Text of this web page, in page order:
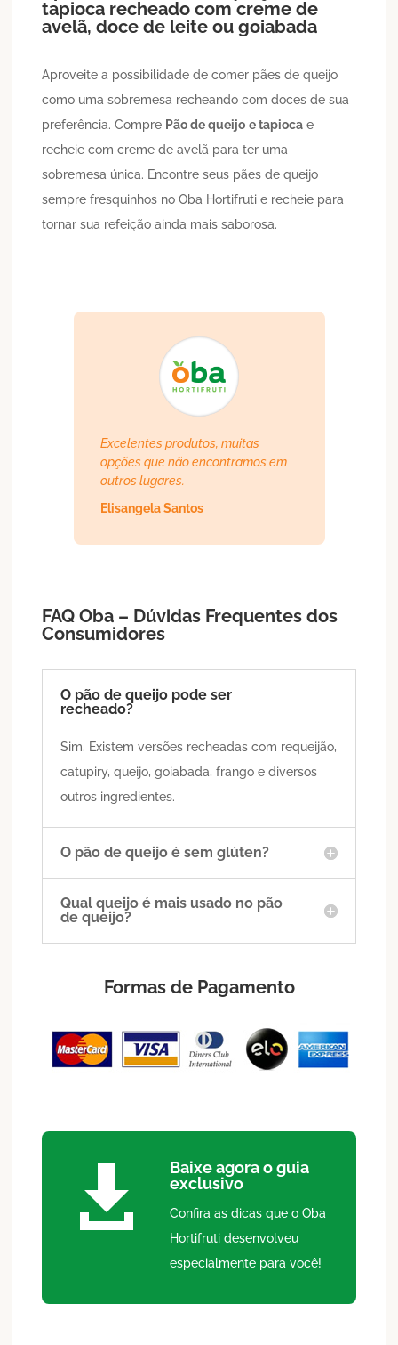
tapioca recheado com creme de
avelã, doce de leite ou goiabada
Aproveite a possibilidade de comer pães de queijo
como uma sobremesa recheando com doces de sua
preferência. Compre Pão de queijo e tapioca e
recheie com creme de avelã para ter uma
sobremesa única. Encontre seus pães de queijo
sempre fresquinhos no Oba Hortifruti e recheie para
tornar sua refeição ainda mais saborosa.
Excelentes produtos, muitas
opções que não encontramos em
outros lugares.
Elisangela Santos
FAQ Oba – Dúvidas Frequentes dos
Consumidores
O pão de queijo pode ser
recheado?
Sim. Existem versões recheadas com requeijão,
catupiry, queijo, goiabada, frango e diversos
outros ingredientes.
O pão de queijo é sem glúten?
Qual queijo é mais usado no pão
de queijo?
Formas de Pagamento

Baixe agora o guia
exclusivo
Confira as dicas que o Oba
Hortifruti desenvolveu
especialmente para você!